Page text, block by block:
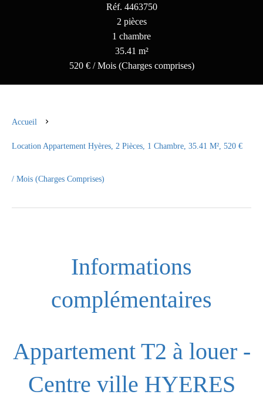
Réf. 4463750
2 pièces
1 chambre
35.41 m²
520 € / Mois (Charges comprises)
Accueil
Location Appartement Hyères, 2 Pièces, 1 Chambre, 35.41 M², 520 €
/ Mois (Charges Comprises)
Informations
complémentaires
Appartement T2 à louer -
Centre ville HYERES